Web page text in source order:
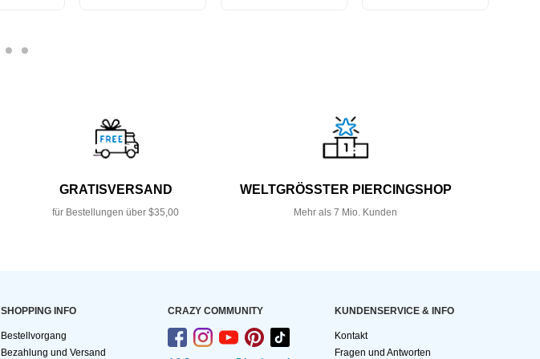
GRATISVERSAND
für Bestellungen über $35,00
WELTGRÖSSTER PIERCINGSHOP
Mehr als 7 Mio. Kunden
SHOPPING INFO
Bestellvorgang
Bezahlung und Versand
CRAZY COMMUNITY KUNDEN­SERVICE & INFO
Kontakt
Fragen und Antworten